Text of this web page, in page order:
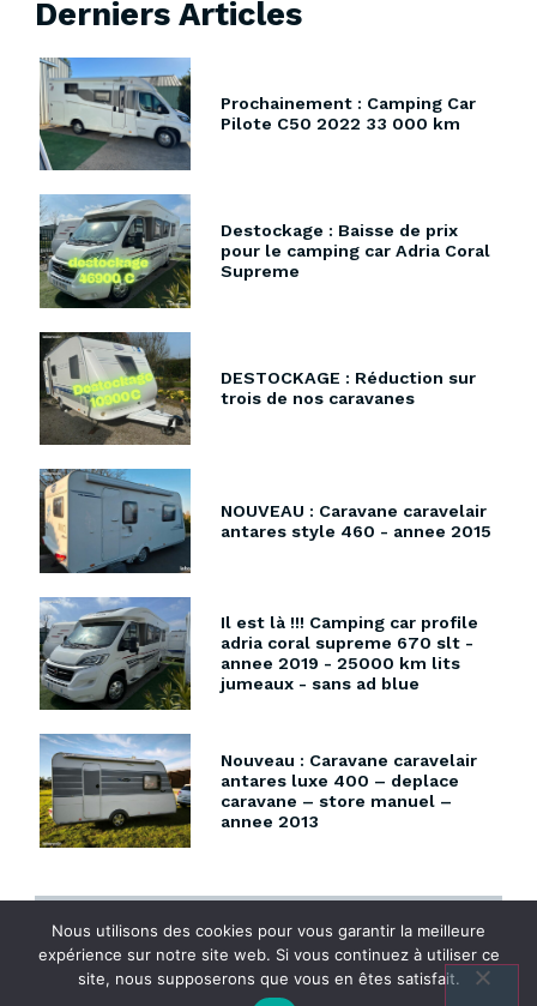
Derniers Articles
Prochainement : Camping Car
Pilote C50 2022 33 000 km
Destockage : Baisse de prix
pour le camping car Adria Coral
Supreme
DESTOCKAGE : Réduction sur
trois de nos caravanes
NOUVEAU : Caravane caravelair
antares style 460 - annee 2015
Il est là !!! Camping car profile
adria coral supreme 670 slt -
annee 2019 - 25000 km lits
jumeaux - sans ad blue
Nouveau : Caravane caravelair
antares luxe 400 – deplace
caravane – store manuel –
annee 2013
Des informations sur
Nous utilisons des cookies pour vous garantir la meilleure
expérience sur notre site web. Si vous continuez à utiliser ce
site, nous supposerons que vous en êtes satisfait.